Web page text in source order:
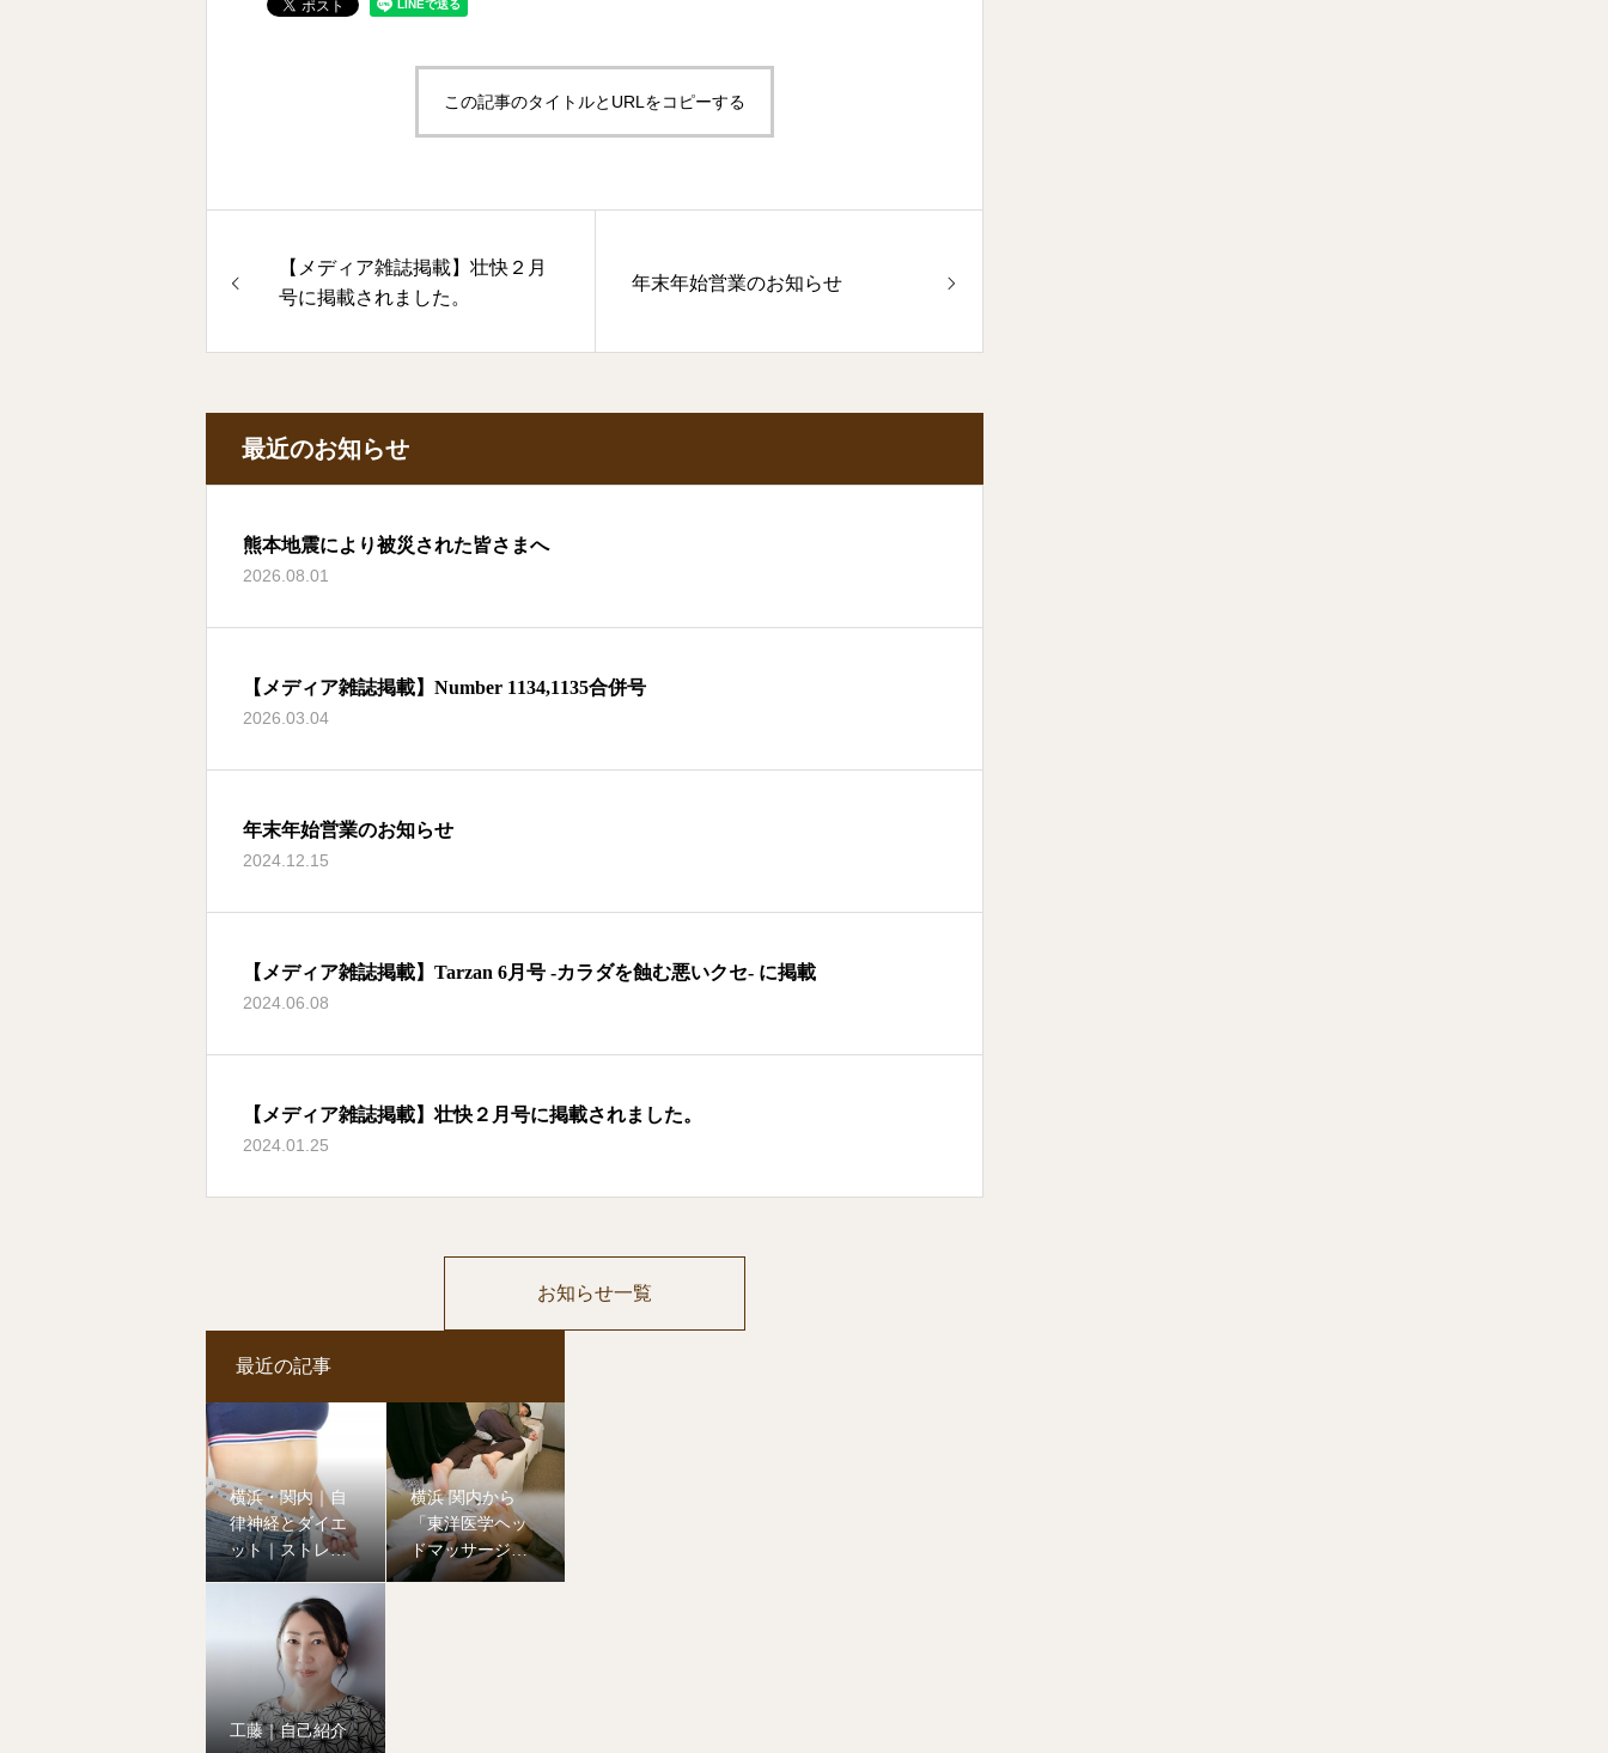
この記事のタイトルとURLをコピーする
【メディア雑誌掲載】壮快２月
号に掲載されました。
年末年始営業のお知らせ
最近のお知らせ
熊本地震により被災された皆さまへ
2026.08.01
【メディア雑誌掲載】Number 1134,1135合併号
2026.03.04
年末年始営業のお知らせ
2024.12.15
【メディア雑誌掲載】Tarzan 6月号 -カラダを蝕む悪いクセ- に掲載
2024.06.08
【メディア雑誌掲載】壮快２月号に掲載されました。
2024.01.25
お知らせ一覧
最近の記事
横浜・関内｜自
律神経とダイエ
ット｜ストレス
とホルモンの関
横浜 関内から
「東洋医学ヘッ
ドマッサージ」
と「推拿整体」
工藤｜自己紹介